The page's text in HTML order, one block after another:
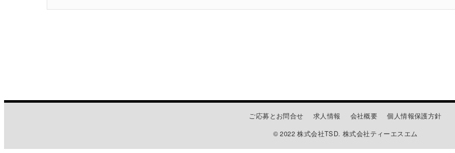
ご応募とお問合せ 求人情報 会社概要
個人情報保護方針
© 2022 株式会社TSD. 株式会社ティーエスエム